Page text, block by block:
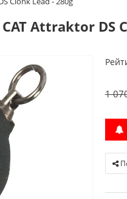
Attraktor DS
1